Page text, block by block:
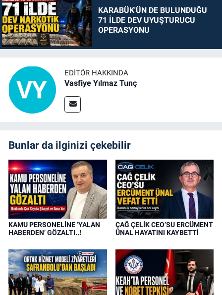
KARABÜK'ÜN DE BULUNDUĞU
71 İLDE DEV UYUŞTURUCU
OPERASYONU
EDITÖR HAKKINDA
Vasfiye Yılmaz Tunç
Bunlar da ilginizi çekebilir
KAMU PERSONELİNE ‘YALAN
HABERDEN’ GÖZALTI..!
ÇAĞ ÇELİK CEO’SU ERCÜMENT
ÜNAL HAYATINI KAYBETTİ